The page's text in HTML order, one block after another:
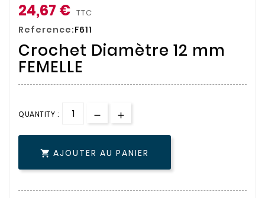
24,67 € TTC
Reference:F611
Crochet Diamètre 12 mm
FEMELLE
QUANTITY :
 AJOUTER AU PANIER